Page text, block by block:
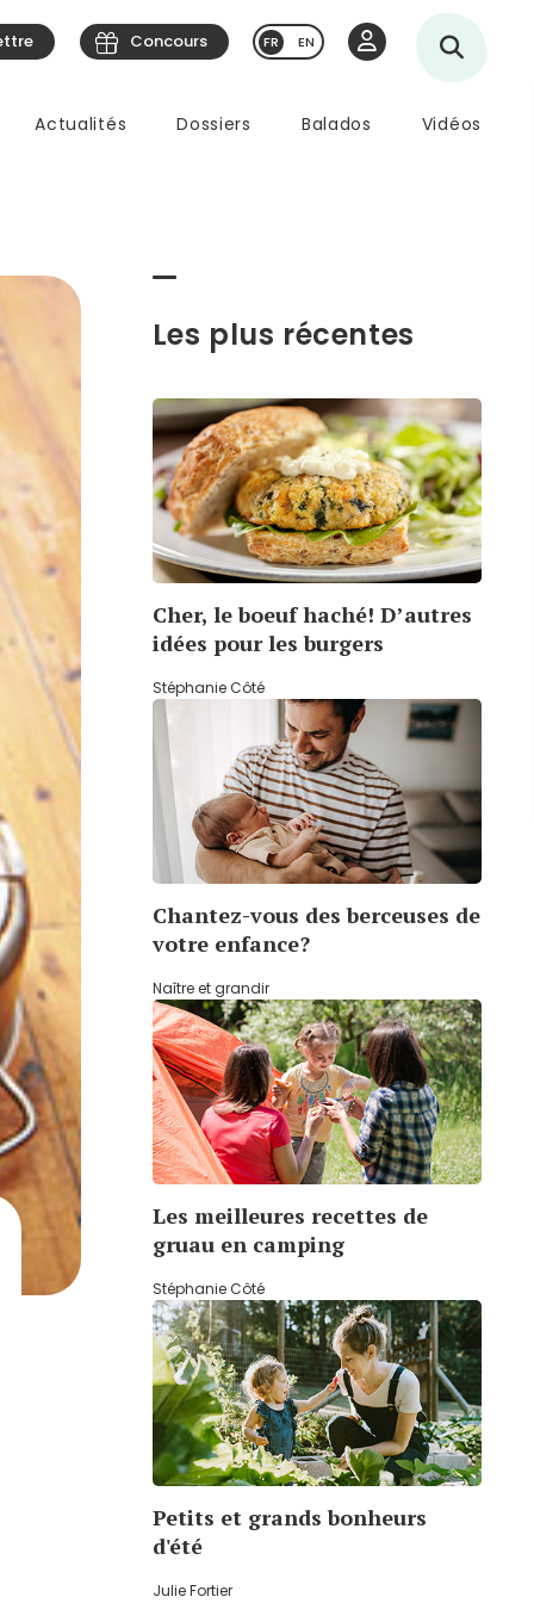
Actualités Dossiers Balados Vidéos
Concours EN
Les plus récentes
Cher, le boeuf haché! D’autres
idées pour les burgers
Stéphanie Côté
Chantez-vous des berceuses de
votre enfance?
Naître et grandir
Les meilleures recettes de
gruau en camping
Stéphanie Côté
Petits et grands bonheurs
d'été
Julie Fortier